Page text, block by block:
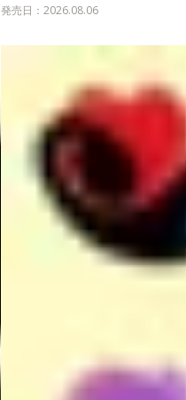
発売日：2026.08.06